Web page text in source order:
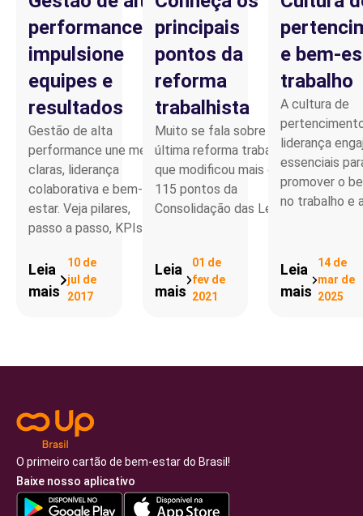
performance:
impulsione
equipes e
resultados
Gestão de alta
performance une metas
claras, liderança
colaborativa e bem-
estar. Veja pilares,
passo a passo, KPIs e…
Leia
mais
10 de
jul de
2017
principais
pontos da
reforma
trabalhista
Muito se fala sobre a
última reforma trabalhista,
que modificou mais de
115 pontos da
Consolidação das Leis…
Leia
mais
01 de
fev de
2021
e bem-
trabalho
A cultura de
liderança
essenciais
promover o
no trabalho e
Leia
mais
14 de
mar de
2025
O primeiro cartão de bem-estar do Brasil!
Baixe nosso aplicativo